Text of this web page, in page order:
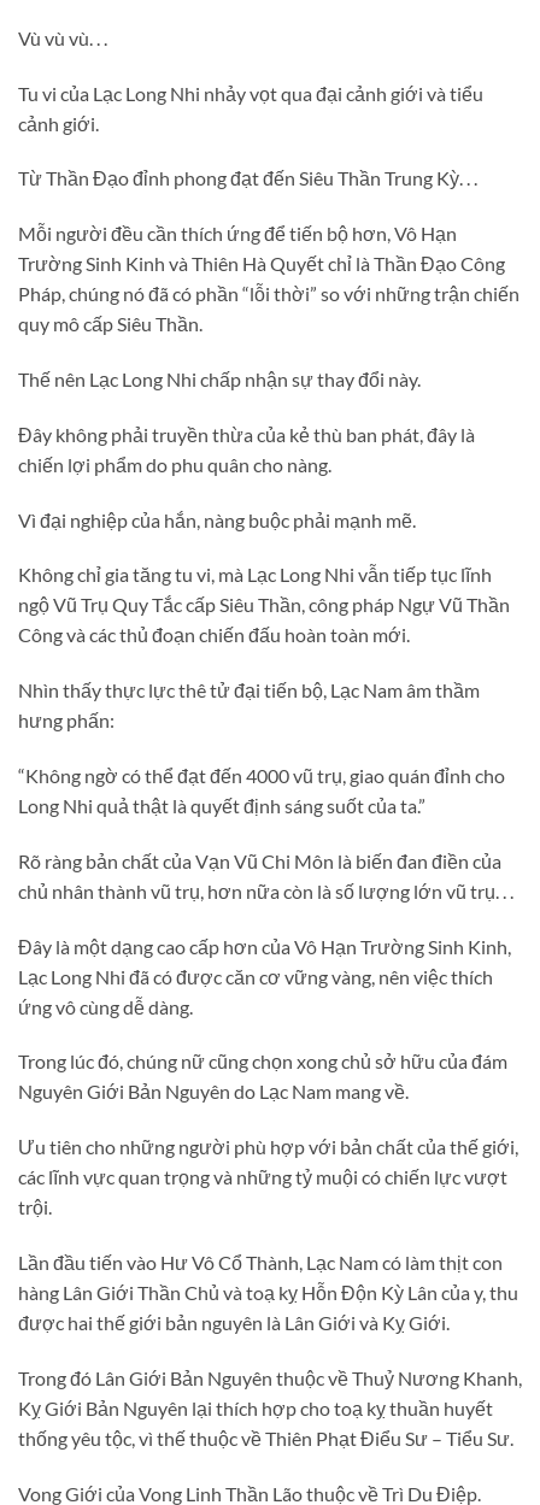
Vù vù vù. . .
Tu vi của Lạc Long Nhi nhảy vọt qua đại cảnh giới và tiểu
cảnh giới.
Từ Thần Đạo đỉnh phong đạt đến Siêu Thần Trung Kỳ. . .
Mỗi người đều cần thích ứng để tiến bộ hơn, Vô Hạn
Trường Sinh Kinh và Thiên Hà Quyết chỉ là Thần Đạo Công
Pháp, chúng nó đã có phần “lỗi thời” so với những trận chiến
quy mô cấp Siêu Thần.
Thế nên Lạc Long Nhi chấp nhận sự thay đổi này.
Đây không phải truyền thừa của kẻ thù ban phát, đây là
chiến lợi phẩm do phu quân cho nàng.
Vì đại nghiệp của hắn, nàng buộc phải mạnh mẽ.
Không chỉ gia tăng tu vi, mà Lạc Long Nhi vẫn tiếp tục lĩnh
ngộ Vũ Trụ Quy Tắc cấp Siêu Thần, công pháp Ngự Vũ Thần
Công và các thủ đoạn chiến đấu hoàn toàn mới.
Nhìn thấy thực lực thê tử đại tiến bộ, Lạc Nam âm thầm
hưng phấn:
“Không ngờ có thể đạt đến 4000 vũ trụ, giao quán đỉnh cho
Long Nhi quả thật là quyết định sáng suốt của ta.”
Rõ ràng bản chất của Vạn Vũ Chi Môn là biến đan điền của
chủ nhân thành vũ trụ, hơn nữa còn là số lượng lớn vũ trụ. . .
Đây là một dạng cao cấp hơn của Vô Hạn Trường Sinh Kinh,
Lạc Long Nhi đã có được căn cơ vững vàng, nên việc thích
ứng vô cùng dễ dàng.
Trong lúc đó, chúng nữ cũng chọn xong chủ sở hữu của đám
Nguyên Giới Bản Nguyên do Lạc Nam mang về.
Ưu tiên cho những người phù hợp với bản chất của thế giới,
các lĩnh vực quan trọng và những tỷ muội có chiến lực vượt
trội.
Lần đầu tiến vào Hư Vô Cổ Thành, Lạc Nam có làm thịt con
hàng Lân Giới Thần Chủ và toạ kỵ Hỗn Độn Kỳ Lân của y, thu
được hai thế giới bản nguyên là Lân Giới và Kỵ Giới.
Trong đó Lân Giới Bản Nguyên thuộc về Thuỷ Nương Khanh,
Kỵ Giới Bản Nguyên lại thích hợp cho toạ kỵ thuần huyết
thống yêu tộc, vì thế thuộc về Thiên Phạt Điểu Sư – Tiểu Sư.
Vong Giới của Vong Linh Thần Lão thuộc về Trì Du Điệp.